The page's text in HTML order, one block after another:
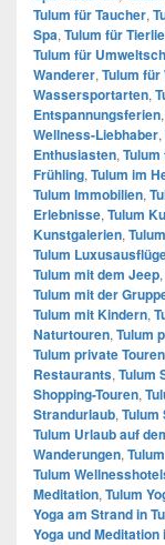
Tulum für Taucher,
Spa, Tulum für
Tulum für
Wanderer, Tulum
Wassersportarten,
Entspannungsferien,
Wellness-Liebhaber,
Enthusiasten,
Frühling, Tulum im
Tulum Immobilien,
Erlebnisse, Tulum
Kunstgalerien,
Tulum
Tulum mit dem Jeep,
Tulum mit der
Tulum mit Kindern,
Naturtouren, Tulum
Tulum private Touren
Restaurants, Tulum
Shopping-Touren,
Strandurlaub,
Tulum Urlaub auf
Wanderungen,
Tulum
Meditation, Tulum
Yoga am Strand in
Yoga und Meditation